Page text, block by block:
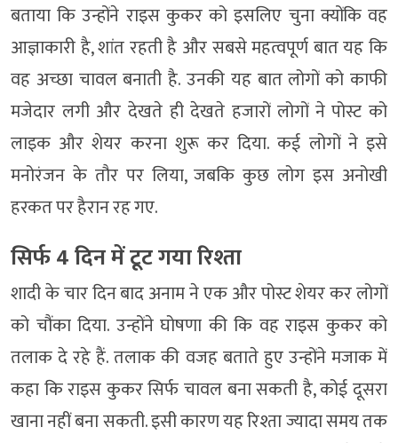
बताया कि उन्होंने राइस कुकर को इसलिए चुना क्योंकि वह
आज्ञाकारी है, शांत रहती है और सबसे महत्वपूर्ण बात यह कि
वह अच्छा चावल बनाती है. उनकी यह बात लोगों को काफी
मजेदार लगी और देखते ही देखते हजारों लोगों ने पोस्ट को
लाइक और शेयर करना शुरू कर दिया. कई लोगों ने इसे
मनोरंजन के तौर पर लिया, जबकि कुछ लोग इस अनोखी
हरकत पर हैरान रह गए.
सिर्फ 4 दिन में टूट गया रिश्ता
शादी के चार दिन बाद अनाम ने एक और पोस्ट शेयर कर लोगों
को चौंका दिया. उन्होंने घोषणा की कि वह राइस कुकर को
तलाक दे रहे हैं. तलाक की वजह बताते हुए उन्होंने मजाक में
कहा कि राइस कुकर सिर्फ चावल बना सकती है, कोई दूसरा
खाना नहीं बना सकती. इसी कारण यह रिश्ता ज्यादा समय तक